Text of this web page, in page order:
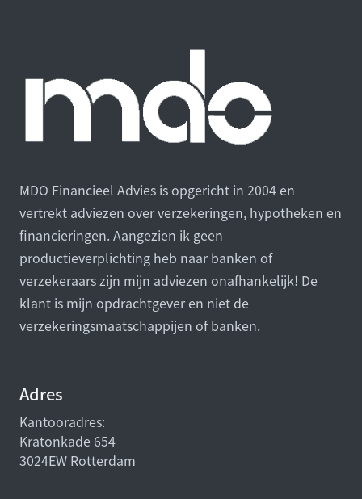
MDO Financieel Advies is opgericht in 2004 en
vertrekt adviezen over verzekeringen, hypotheken en
financieringen. Aangezien ik geen
productieverplichting heb naar banken of
verzekeraars zijn mijn adviezen onafhankelijk! De
klant is mijn opdrachtgever en niet de
verzekeringsmaatschappijen of banken.
Adres
Kantooradres:
Kratonkade 654
3024EW Rotterdam